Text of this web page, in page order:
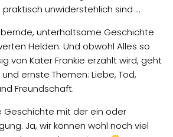
praktisch unwiderstehlich sind …
unterhaltsame Geschichte
Helden. Und obwohl Alles so
von Kater Frankie erzählt wird, geht
ernste Themen: Liebe, Tod,
Freundschaft.
Geschichte mit der ein oder
Ja, wir können wohl noch viel